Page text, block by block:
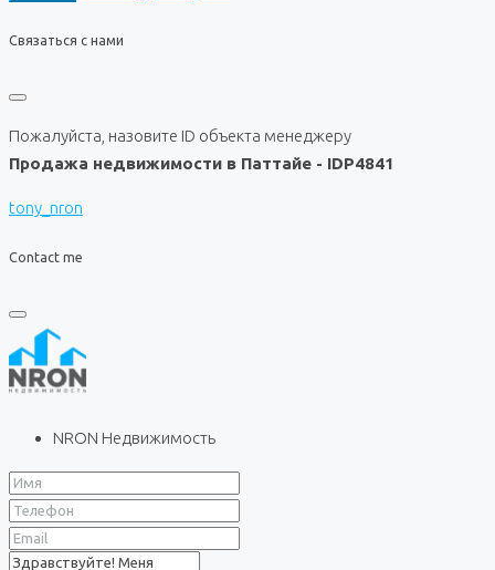
Связаться с нами
Пожалуйста, назовите ID объекта менеджеру
Продажа недвижимости в Паттайе - IDP4841
tony_nron
Contact me
NRON Недвижимость